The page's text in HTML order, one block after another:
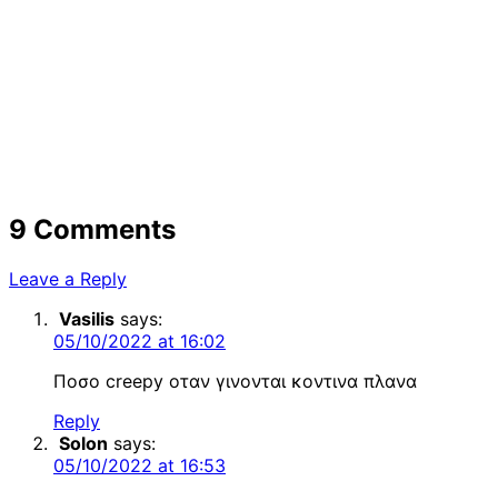
9 Comments
Leave a Reply
Vasilis says:
05/10/2022 at 16:02
Ποσο creepy οταν γινονται κοντινα πλανα
Reply
Solon says:
05/10/2022 at 16:53